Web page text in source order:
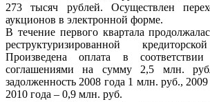
273 тысяч рублей. Осуществлен
аукционов в электронной форме.
В течение первого квартала
реструктуризированной
Произведена оплата в
соглашениями на сумму 2,5 млн.
задолженность 2008 года 1 млн. руб.,
2010 года – 0,9 млн. руб.